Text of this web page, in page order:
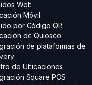
Web
Móvil
por Código QR
de Quiosco
de plataformas de
de Ubicaciones
Square POS